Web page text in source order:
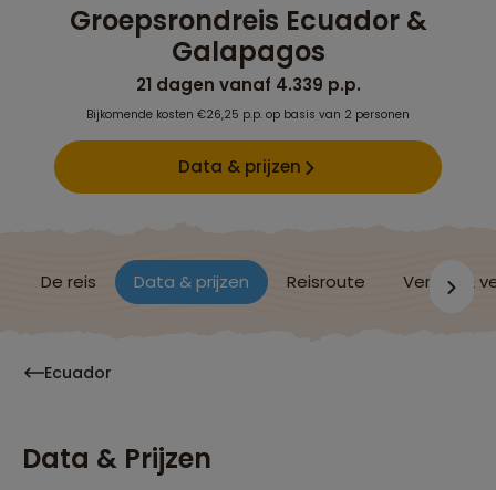
Groepsrondreis Ecuador &
Galapagos
21 dagen vanaf 4.339 p.p.
Bijkomende kosten €26,25 p.p. op basis van 2 personen
Data & prijzen
De reis Data & prijzen Reisroute Verblijf &
Ecuador
Data & Prijzen